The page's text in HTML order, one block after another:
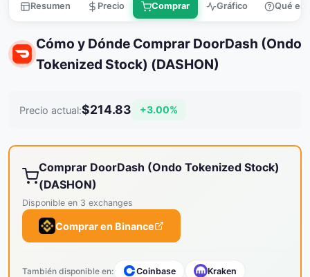
Resumen Precio Comprar Gráfico Qué es
Cómo y Dónde Comprar DoorDash (Ondo
Tokenized Stock) (DASHON)
Precio actual:$214.83 +3.00%
Comprar DoorDash (Ondo Tokenized Stock)
(DASHON)
Disponible en 3 exchanges
Comprar en Binance
También disponible en: Coinbase Kraken